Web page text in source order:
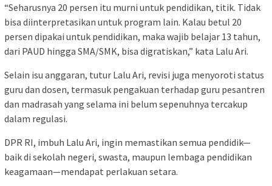
“Seharusnya 20 persen itu murni untuk pendidikan, titik. Tidak
bisa diinterpretasikan untuk program lain. Kalau betul 20
persen dipakai untuk pendidikan, maka wajib belajar 13 tahun,
dari PAUD hingga SMA/SMK, bisa digratiskan,” kata Lalu Ari.
Selain isu anggaran, tutur Lalu Ari, revisi juga menyoroti status
guru dan dosen, termasuk pengakuan terhadap guru pesantren
dan madrasah yang selama ini belum sepenuhnya tercakup
dalam regulasi.
DPR RI, imbuh Lalu Ari, ingin memastikan semua pendidik—
baik di sekolah negeri, swasta, maupun lembaga pendidikan
keagamaan—mendapat perlakuan setara.